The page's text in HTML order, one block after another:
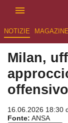
NOTIZIE MAGAZINE
Milan,
16.06.2026 18:30
Fonte: ANSA